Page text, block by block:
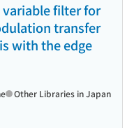
filter for
transfer
with the edge
Other Libraries in Japan